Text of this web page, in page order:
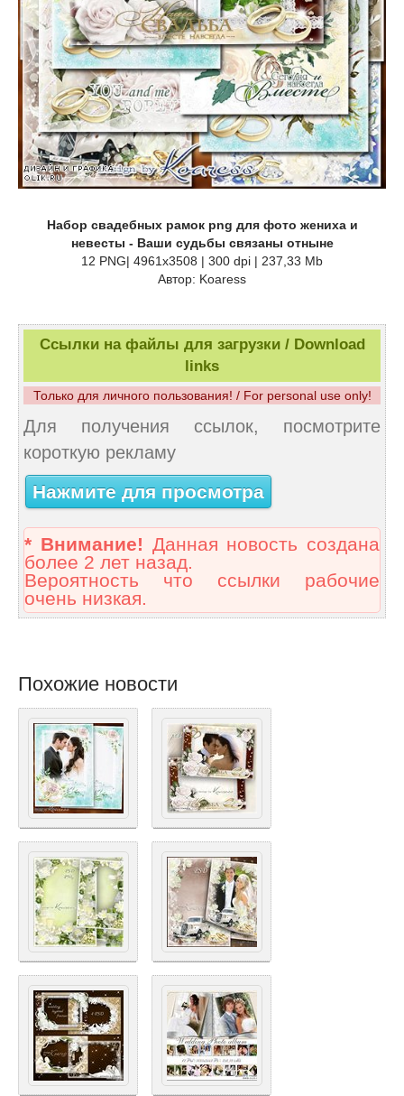
Набор свадебных рамок png для фото жениха и
невесты - Ваши судьбы связаны отныне
12 PNG| 4961x3508 | 300 dpi | 237,33 Mb
Автор: Koaress
Ссылки на файлы для загрузки / Download
links
Только для личного пользования! / For personal use only!
Для получения ссылок, посмотрите
короткую рекламу
Нажмите для просмотра
* Внимание! Данная новость создана
более 2 лет назад.
Вероятность что ссылки рабочие
очень низкая.
Похожие новости